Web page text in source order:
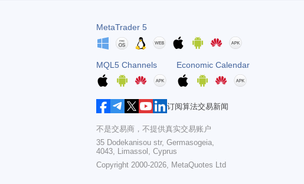
MetaTrader 5
MQL5 Channels Economic Calendar
订阅算法交易新闻
不是交易商，不提供真实交易账户
35 Dodekanisou str, Germasogeia,
4043, Limassol, Cyprus
Copyright 2000-2026, MetaQuotes Ltd